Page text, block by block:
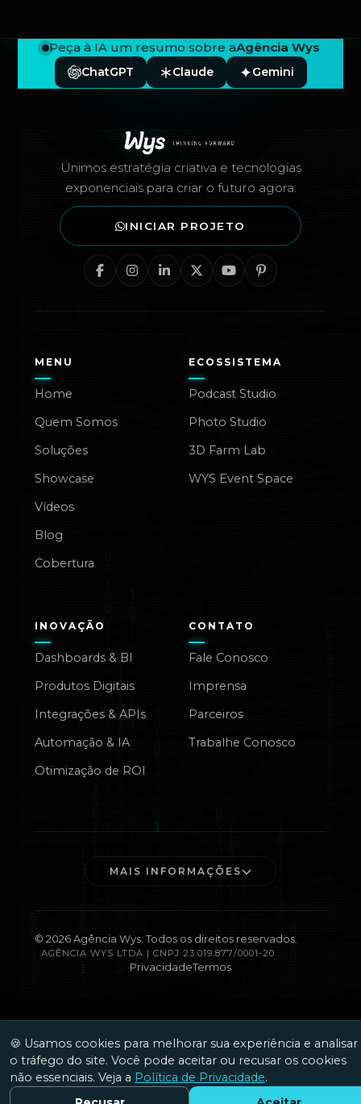
Peça à IA um resumo sobre aAgência Wys
ChatGPT Claude Gemini
Unimos estratégia criativa e tecnologias
exponenciais para criar o futuro agora.
INICIAR PROJETO
MENU
Home
Quem Somos
Soluções
Showcase
Vídeos
Blog
Cobertura
ECOSSISTEMA
Podcast Studio
Photo Studio
3D Farm Lab
WYS Event Space
INOVAÇÃO
Dashboards & BI
Produtos Digitais
Integrações & APIs
Automação & IA
Otimização de ROI
CONTATO
Fale Conosco
Imprensa
Parceiros
Trabalhe Conosco
MAIS INFORMAÇÕES
© 2026Agência Wys. Todos os direitos reservados.
AGÊNCIA WYS LTDA | CNPJ 23.019.877/0001-20
PrivacidadeTermos
🍪 Usamos cookies para melhorar sua experiência e analisar
o tráfego do site. Você pode aceitar ou recusar os cookies
não essenciais. Veja a Política de Privacidade.